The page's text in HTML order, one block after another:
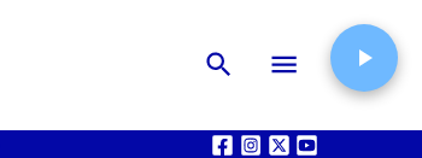
QUIÉNES SOMOS